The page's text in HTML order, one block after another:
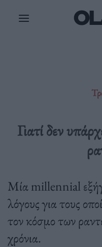
Γιατί δεν
Μία millennial
λόγους για τους
τον κόσμο των
χρόνια.